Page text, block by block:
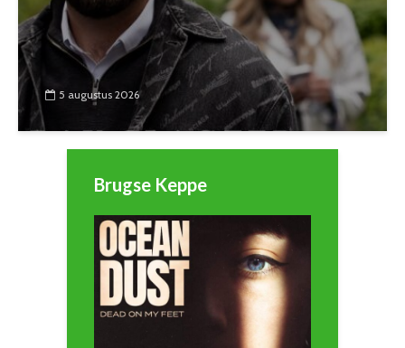
5 augustus 2026
Brugse Keppe